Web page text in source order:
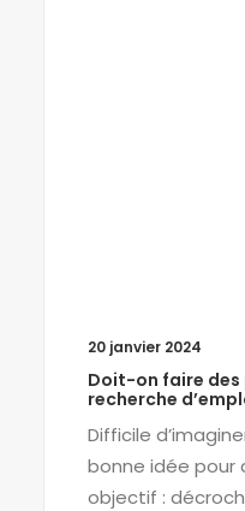
20 janvier 2024
Doit-on faire des
recherche
Difficile
bonne idée
objectif :